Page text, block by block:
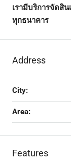
เรามีบริการจัดสิ
ทุกธนาคาร
Address
City:
Area:
Features